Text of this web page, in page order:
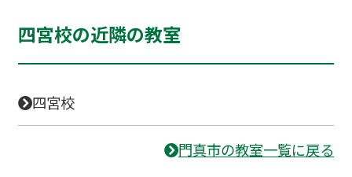
四宮校の近隣の教室
四宮校
門真市の教室一覧に戻る